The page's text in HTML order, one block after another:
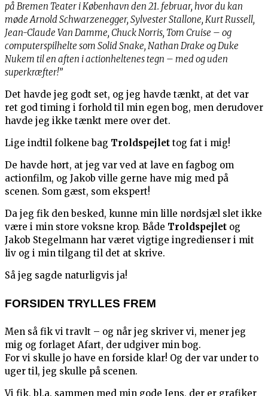
på Bremen Teater i København den 21. februar, hvor du kan
møde Arnold Schwarzenegger, Sylvester Stallone, Kurt Russell,
Jean-Claude Van Damme, Chuck Norris, Tom Cruise – og
computerspilhelte som Solid Snake, Nathan Drake og Duke
Nukem til en aften i actionheltenes tegn – med og uden
superkræfter!”
Det havde jeg godt set, og jeg havde tænkt, at det var
ret god timing i forhold til min egen bog, men derudover
havde jeg ikke tænkt mere over det.
Lige indtil folkene bag Troldspejlet tog fat i mig!
De havde hørt, at jeg var ved at lave en fagbog om
actionfilm, og Jakob ville gerne have mig med på
scenen. Som gæst, som ekspert!
Da jeg fik den besked, kunne min lille nørdsjæl slet ikke
være i min store voksne krop. Både Troldspejlet og
Jakob Stegelmann har været vigtige ingredienser i mit
liv og i min tilgang til det at skrive.
Så jeg sagde naturligvis ja!
FORSIDEN TRYLLES FREM
Men så fik vi travlt – og når jeg skriver vi, mener jeg
mig og forlaget Afart, der udgiver min bog.
For vi skulle jo have en forside klar! Og der var under to
uger til, jeg skulle på scenen.
Vi fik, bl.a. sammen med min gode Jens, der er grafiker